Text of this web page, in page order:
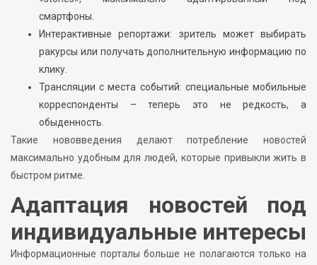
смартфоны.
Интерактивные репортажи: зритель может выбирать
ракурсы или получать дополнительную информацию по
клику.
Трансляции с места событий: специальные мобильные
корреспонденты – теперь это не редкость, а
обыденность.
Такие нововведения делают потребление новостей
максимально удобным для людей, которые привыкли жить в
быстром ритме.
Адаптация новостей под
индивидуальные интересы
Информационные порталы больше не полагаются только на